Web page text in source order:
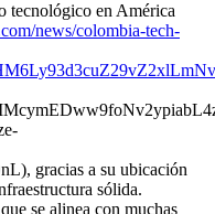
tecnológico en América
news/colombia-tech-
gracias a su ubicación
sólida.
se alinea con muchas